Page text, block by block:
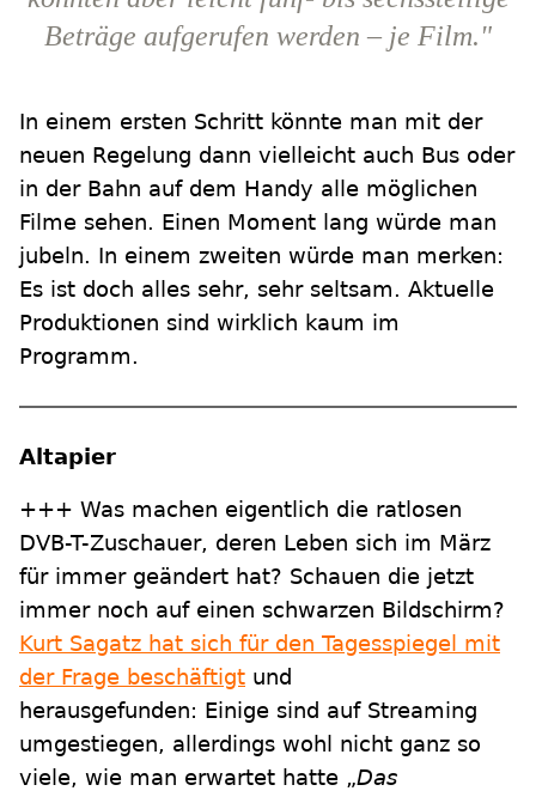
Beträge aufgerufen werden – je Film."
In einem ersten Schritt könnte man mit der
neuen Regelung dann vielleicht auch Bus oder
in der Bahn auf dem Handy alle möglichen
Filme sehen. Einen Moment lang würde man
jubeln. In einem zweiten würde man merken:
Es ist doch alles sehr, sehr seltsam. Aktuelle
Produktionen sind wirklich kaum im
Programm.
Altapier
+++ Was machen eigentlich die ratlosen
DVB-T-Zuschauer, deren Leben sich im März
für immer geändert hat? Schauen die jetzt
immer noch auf einen schwarzen Bildschirm?
Kurt Sagatz hat sich für den Tagesspiegel mit
der Frage beschäftigt und
herausgefunden: Einige sind auf Streaming
umgestiegen, allerdings wohl nicht ganz so
viele, wie man erwartet hatte „Das